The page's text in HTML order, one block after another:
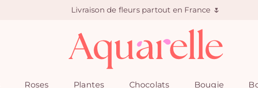
Livraison de fleurs partout en France 🌷
Roses Plantes Chocolats Bougie